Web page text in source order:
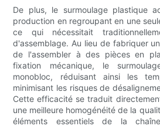
De plus, le surmoulage plastique
production en regroupant en une
ce qui nécessitait
d'assemblage. Au lieu de fabriquer
de l'assembler à des pièces en
fixation mécanique, le
monobloc, réduisant ainsi les
minimisant les risques de
Cette efficacité se traduit
une meilleure homogénéité de la
éléments essentiels de la chaîne